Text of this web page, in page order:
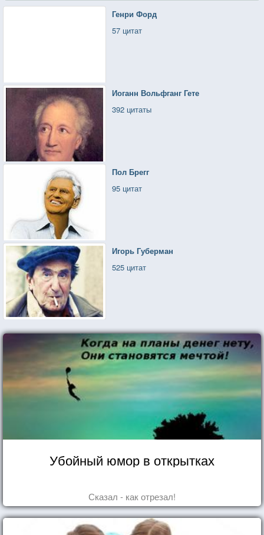
Генри Форд
57 цитат
Иоганн Вольфганг Гете
392 цитаты
Пол Брегг
95 цитат
Игорь Губерман
525 цитат
Убойный юмор в открытках
Сказал - как отрезал!